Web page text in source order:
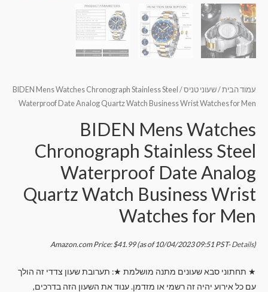
עמוד הבית/שעוני טניס
/ BIDEN Mens Watches Chronograph Stainless Steel
Waterproof Date Analog Quartz Watch Business Wrist Watches for Men
BIDEN Mens Watches
Chronograph Stainless Steel
Waterproof Date Analog
Quartz Watch Business Wrist
Watches for Men
Amazon.com Price:$41.99(as of 10/04/2023 09:51 PST-Details)
★ תחתוני סבא שעונים מתנה מושלמת ★: תערובת שעון צדדי זה הולך
עם כל אירוע יהיה זה רשמי או מזדמן. ענוד את השעון הזה בדרכים,